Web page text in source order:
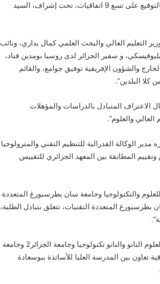
وأكد التلفزيون أن “أشغال الدورة الـ12 للجنة المشتركة، توجت بالتوقيع على تسع 9 اتفاقيات، تحت إشراف، السيد
التعليم العالي والبحث العلمي كمال بداري، ونائب
و سفير الجزائر لدى روسيا بومدين قناد،
والشؤون الإفريقية توفيق جوامع، والقائم
البلدين”.
المتبادل بالدراسات والمؤهلات
والعلوم”.
الوكالة الفدرالية للتنظيم التقني والمترولوجيا
المطابقة بين المعهد الجزائري للتقييس
والتكنولوجيا وجامعة سان بطرسبورغ المتعددة
المتعددة التقنيات، تتعلق بتبادل الطلبة،
كما تم أيضا توقيع “اتفاقيات تعاون بين كل من المدرسة الوطنية لعلوم النانو والنانو تكنولوجيا وجامعة الجزائر2 وجامعة
تعاون بين المدرسة العليا للأساتذة ببوسعادة